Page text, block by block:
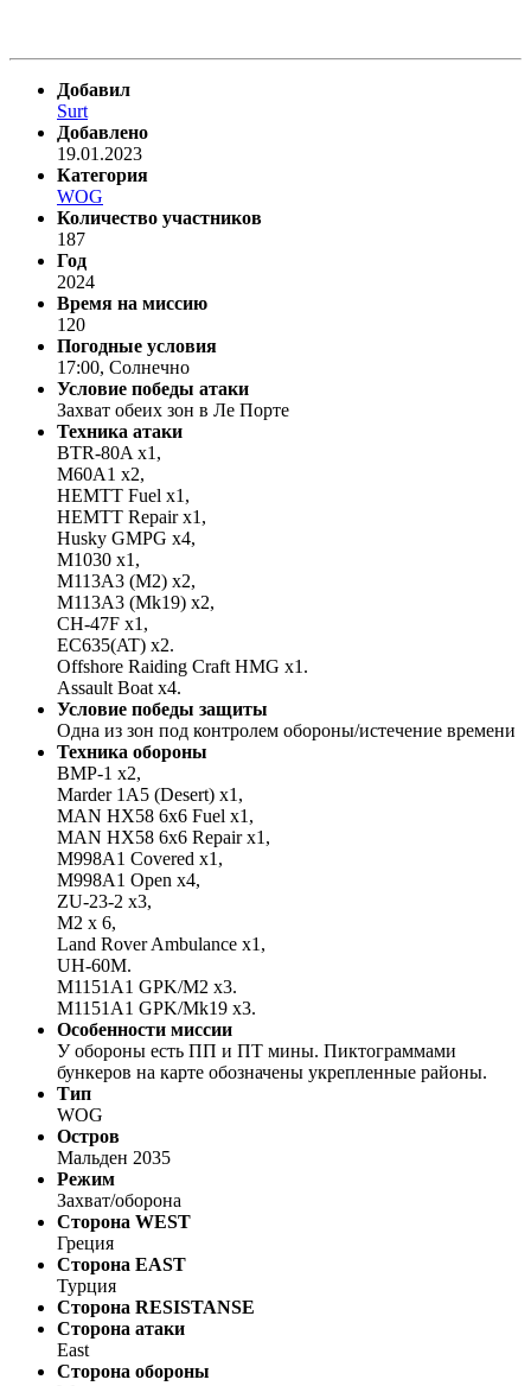
Добавил
Surt
Добавлено
19.01.2023
Категория
WOG
Количество участников
187
Год
2024
Время на миссию
120
Погодные условия
17:00, Солнечно
Условие победы атаки
Захват обеих зон в Ле Порте
Техника атаки
BTR-80A x1,
M60A1 x2,
HEMTT Fuel x1,
HEMTT Repair x1,
Husky GMPG x4,
M1030 x1,
M113A3 (M2) x2,
M113A3 (Mk19) x2,
CH-47F x1,
EC635(AT) x2.
Offshore Raiding Craft HMG x1.
Assault Boat x4.
Условие победы защиты
Одна из зон под контролем обороны/истечение времени
Техника обороны
BMP-1 x2,
Marder 1A5 (Desert) x1,
MAN HX58 6x6 Fuel x1,
MAN HX58 6x6 Repair x1,
M998A1 Covered x1,
M998A1 Open x4,
ZU-23-2 x3,
M2 x 6,
Land Rover Ambulance x1,
UH-60M.
M1151A1 GPK/M2 x3.
M1151A1 GPK/Mk19 x3.
Особенности миссии
У обороны есть ПП и ПТ мины. Пиктограммами
бункеров на карте обозначены укрепленные районы.
Тип
WOG
Остров
Мальден 2035
Режим
Захват/оборона
Сторона WEST
Греция
Сторона EAST
Турция
Сторона RESISTANSE
Сторона атаки
East
Сторона обороны